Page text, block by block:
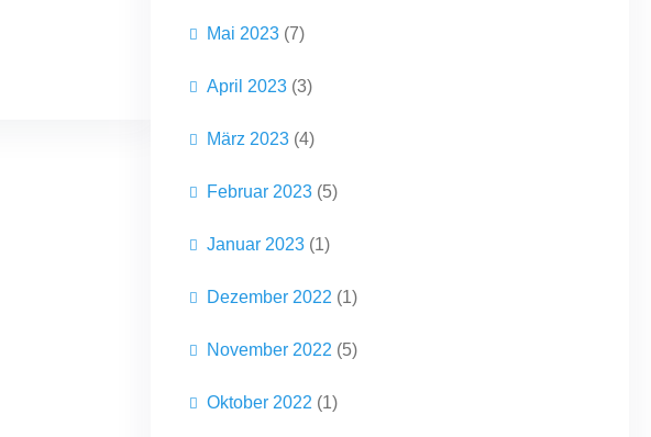
Mai 2023 (7)
April 2023 (3)
März 2023 (4)
Februar 2023 (5)
Januar 2023 (1)
Dezember 2022 (1)
November 2022 (5)
Oktober 2022 (1)